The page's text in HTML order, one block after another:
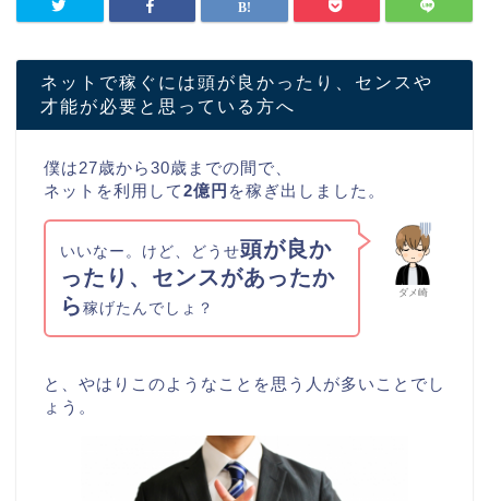
ネットで稼ぐには頭が良かったり、センスや
才能が必要と思っている方へ
僕は27歳から30歳までの間で、
ネットを利用して2億円 を稼ぎ出しました。
ダメ崎
いいなー。けど、どうせ頭が良か
ったり、センスがあったか
ら稼げたんでしょ？
と、やはりこのようなことを思う人が多いことでし
ょう。